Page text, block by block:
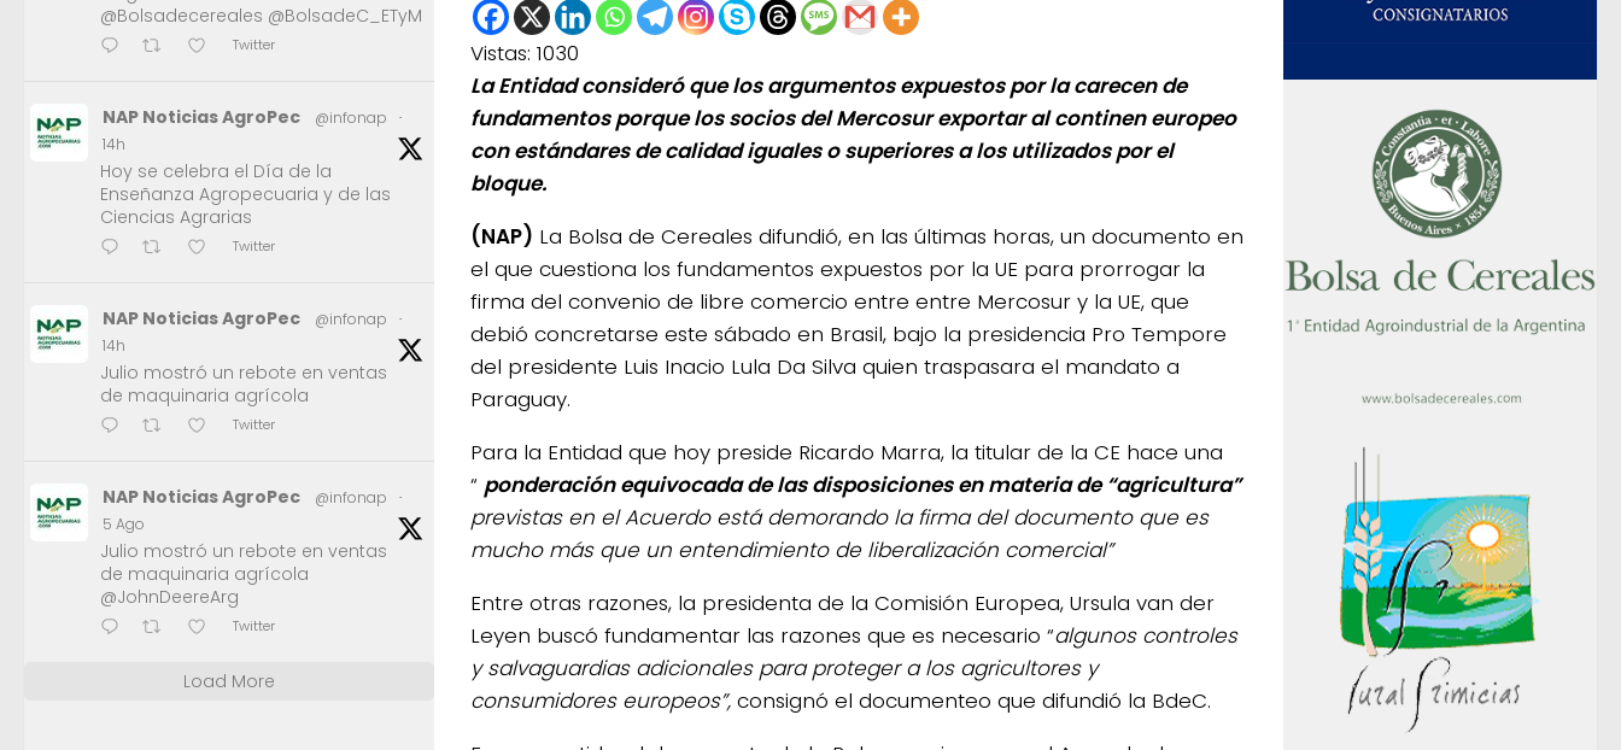
Vistas: 1030
La Entidad consideró que los argumentos expuestos por la carecen de
fundamentos porque los socios del Mercosur exportar al continen europeo
con estándares de calidad iguales o superiores a los utilizados por el
bloque.
(NAP) La Bolsa de Cereales difundió, en las últimas horas, un documento en
el que cuestiona los fundamentos expuestos por la UE para prorrogar la
firma del convenio de libre comercio entre entre Mercosur y la UE, que
debió concretarse este sábado en Brasil, bajo la presidencia Pro Tempore
del presidente Luis Inacio Lula Da Silva quien traspasara el mandato a
Paraguay.
Para la Entidad que hoy preside Ricardo Marra, la titular de la CE hace una
“ ponderación equivocada de las disposiciones en materia de “agricultura”
previstas en el Acuerdo está demorando la firma del documento que es
mucho más que un entendimiento de liberalización comercial”
Entre otras razones, la presidenta de la Comisión Europea, Ursula van der
Leyen buscó fundamentar las razones que es necesario “algunos controles
y salvaguardias adicionales para proteger a los agricultores y
consumidores europeos”, consignó el documenteo que difundió la BdeC.
@Bolsadecereales @BolsadeC_ETyM
Twitter
NAP Noticias AgroPec @infonap
·
14h
Hoy se celebra el Día de la
Enseñanza Agropecuaria y de las
Ciencias Agrarias
Twitter
NAP Noticias AgroPec @infonap
·
14h
Julio mostró un rebote en ventas
de maquinaria agrícola
Twitter
NAP Noticias AgroPec @infonap
·
5 Ago
Julio mostró un rebote en ventas
de maquinaria agrícola
@JohnDeereArg
Twitter
Load More